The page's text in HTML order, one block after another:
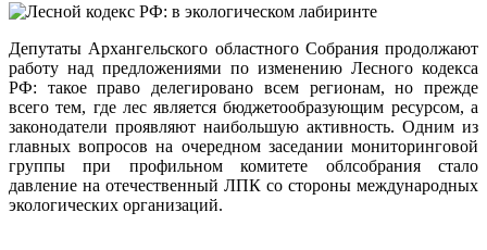
Депутаты Архангельского областного Собрания продолжают
работу над предложениями по изменению Лесного кодекса
РФ: такое право делегировано всем регионам, но прежде
всего тем, где лес является бюджетообразующим ресурсом, а
законодатели проявляют наибольшую активность. Одним из
главных вопросов на очередном заседании мониторинговой
группы при профильном комитете облсобрания стало
давление на отечественный ЛПК со стороны международных
экологических организаций.